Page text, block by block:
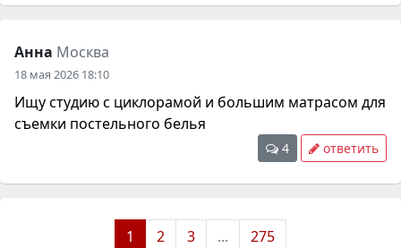
Анна Москва
18 мая 2026 18:10
Ищу студию с циклорамой и большим матрасом для
съемки постельного белья
4 ответить
1 2 3 ... 275